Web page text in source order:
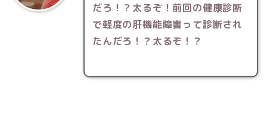
だろ！？太るぞ！前回の健康診断
で軽度の肝機能障害って診断され
たんだろ！？太るぞ！？